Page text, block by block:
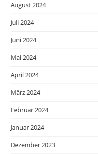
August 2024
Juli 2024
Juni 2024
Mai 2024
April 2024
März 2024
Februar 2024
Januar 2024
Dezember 2023